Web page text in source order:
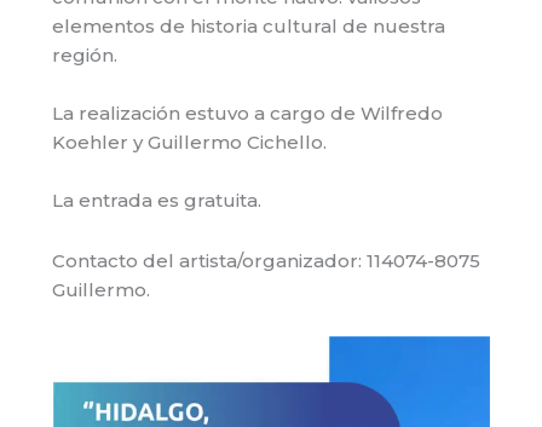
elementos de historia cultural de nuestra
región.
La realización estuvo a cargo de Wilfredo
Koehler y Guillermo Cichello.
La entrada es gratuita.
Contacto del artista/organizador: 114074-8075
Guillermo.